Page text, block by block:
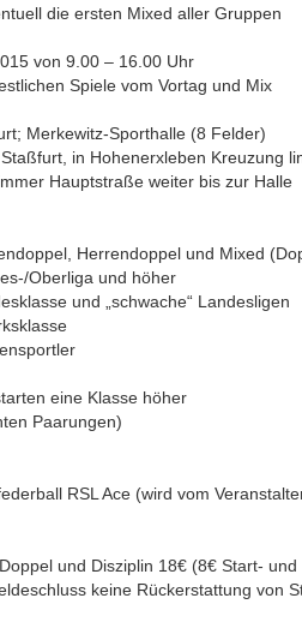
die ersten Mixed aller Gruppen
von 9.00 – 16.00 Uhr
Spiele vom Vortag und Mix
Merkewitz-Sporthalle (8 Felder)
in Hohenerxleben Kreuzung
Hauptstraße weiter bis zur Halle
Herrendoppel und Mixed
Oberliga und höher
und „schwache“ Landesligen
eine Klasse höher
Paarungen)
RSL Ace (wird vom
und Disziplin 18€ (8€ Start- und
keine Rückerstattung von